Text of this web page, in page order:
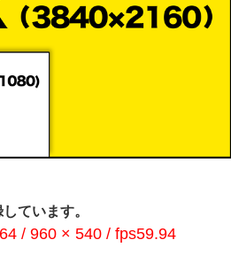
ています。
/ 960 × 540 / fps59.94